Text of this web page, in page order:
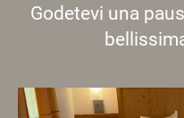
Godetevi una